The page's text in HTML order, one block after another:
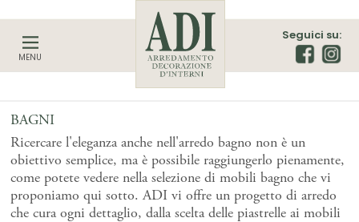
MENU
Seguici su:
BAGNI
Ricercare l'eleganza anche nell'arredo bagno non è un
obiettivo semplice, ma è possibile raggiungerlo pienamente,
come potete vedere nella selezione di mobili bagno che vi
proponiamo qui sotto. ADI vi offre un progetto di arredo
che cura ogni dettaglio, dalla scelta delle piastrelle ai mobili